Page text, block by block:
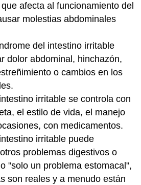
afecta al funcionamiento del
molestias abdominales
del intestino irritable
dolor abdominal, hinchazón,
o cambios en los
irritable se controla con
el estilo de vida, el manejo
con medicamentos.
irritable puede
problemas digestivos o
"solo un problema estomacal",
son reales y a menudo están